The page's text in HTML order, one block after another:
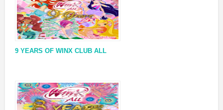
9 YEARS OF WINX CLUB ALL